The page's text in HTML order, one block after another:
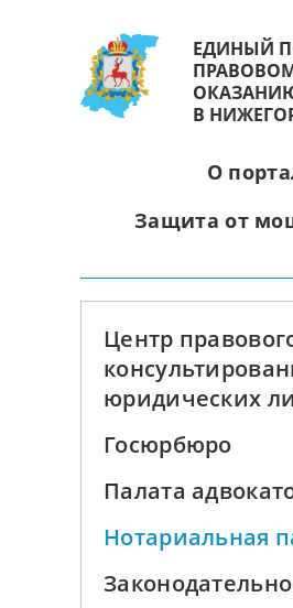
ЕДИНЫЙ
В
О
Защита от
Центр
юридических
Госюрбюро
Палата
Нотариальная